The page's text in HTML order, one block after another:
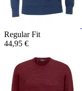
Regular Fit
44,95 €